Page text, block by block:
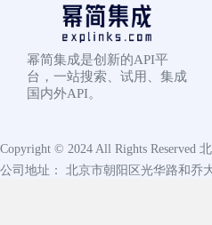
幂简集成是创新的API平
台，一站搜索、试用、集成
国内外API。
Copyright © 2024 All Rights Reserved
公司地址： 北京市朝阳区光华路和乔